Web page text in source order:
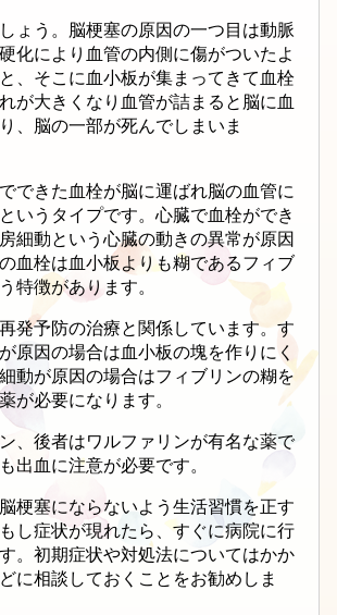
ょう。脳梗塞の原因の一つ目は動脈
化により血管の内側に傷がついたよ
、そこに血小板が集まってきて血栓
が大きくなり血管が詰まると脳に血
、脳の一部が死んでしまいま
できた血栓が脳に運ばれ脳の血管に
いうタイプです。心臓で血栓ができ
細動という心臓の動きの異常が原因
血栓は血小板よりも糊であるフィブ
特徴があります。
発予防の治療と関係しています。す
原因の場合は血小板の塊を作りにく
動が原因の場合はフィブリンの糊を
が必要になります。
、後者はワルファリンが有名な薬で
出血に注意が必要です。
梗塞にならないよう生活習慣を正す
し症状が現れたら、すぐに病院に行
。初期症状や対処法についてはかか
に相談しておくことをお勧めしま